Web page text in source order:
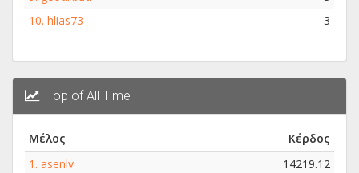
10. hlias73 3
Top of All Time
Μέλος
Κέρδος
1. asenlv
14219.12